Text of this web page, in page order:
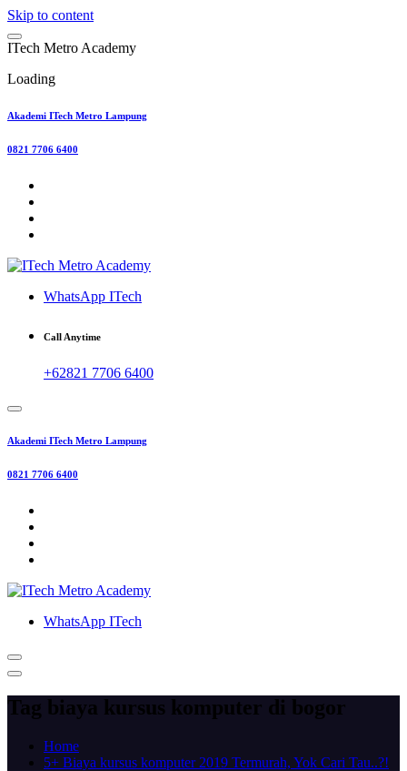
Skip to content
ITech Metro Academy
Loading
Akademi ITech Metro Lampung
0821 7706 6400
WhatsApp ITech
Call Anytime
+62821 7706 6400
Akademi ITech Metro Lampung
0821 7706 6400
WhatsApp ITech
Tag biaya kursus komputer di bogor
Home
5+ Biaya kursus komputer 2019 Termurah, Yok Cari Tau..?!